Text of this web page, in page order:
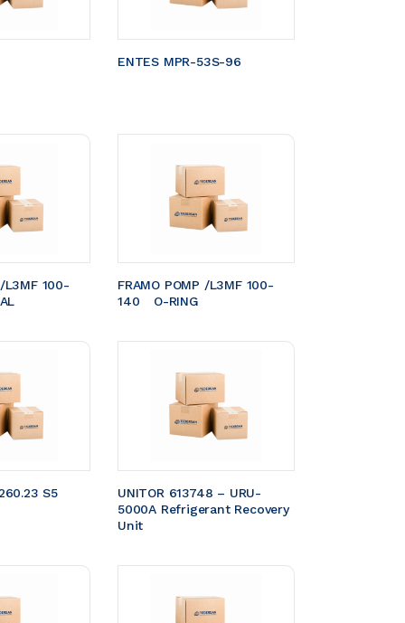
ENTES MPR-53S-96
/L3MF 100-
FRAMO POMP /L3MF 100-
140	O-RING
S5
UNITOR 613748 – URU-
5000A Refrigerant Recovery
Unit